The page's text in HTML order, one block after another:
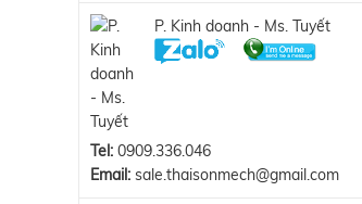
P. Kinh doanh - Ms. Tuyết
Tel: 0909.336.046
Email: sale.thaisonmech@gmail.com